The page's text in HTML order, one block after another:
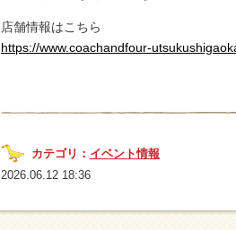
店舗情報はこちら
https://www.coachandfour-
カテゴリ： イベント情報
2026.06.12 18:36